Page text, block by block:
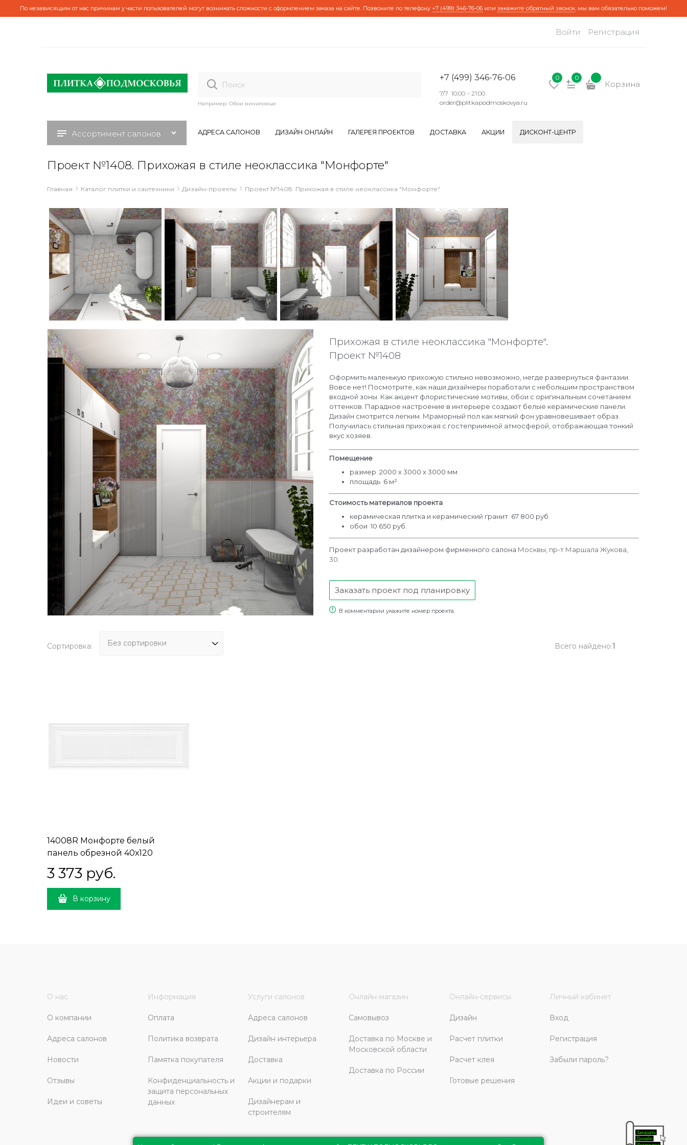
По независящим от нас причинам у части пользователей могут возникать сложности с оформлением заказа на сайте. Позвоните по телефону +7 (499) 346-76-06 или закажите обратный звонок, мы вам обязательно поможем!
Войти Регистрация
Например: Обои виниловые
+7 (499) 346-76-06
7/7 10:00 – 21:00
order@plitkapodmoskovya.ru
0 0
Корзина
Ассортимент салонов АДРЕСА САЛОНОВ ДИЗАЙН ОНЛАЙН ГАЛЕРЕЯ ПРОЕКТОВ ДОСТАВКА АКЦИИ ДИСКОНТ-ЦЕНТР
Проект №1408. Прихожая в стиле неоклассика "Монфорте"
Главная Каталог плитки и сантехники Дизайн-проекты Проект №1408. Прихожая в стиле неоклассика "Монфорте"
Прихожая в стиле неоклассика "Монфорте".
Проект №1408
Оформить маленькую прихожую стильно невозможно, негде развернуться фантазии.
Вовсе нет! Посмотрите, как наши дизайнеры поработали с небольшим пространством
входной зоны. Как акцент флористические мотивы, обои с оригинальным сочетанием
оттенков. Парадное настроение в интерьере создают белые керамические панели.
Дизайн смотрится легким. Мраморный пол как мягкий фон уравновешивает образ.
Получилась стильная прихожая с гостеприимной атмосферой, отображающая тонкий
вкус хозяев.
Помещение
размер 2000 х 3000 х 3000 мм
площадь 6 м²
Стоимость материалов проекта
керамическая плитка и керамический гранит 67 800 руб.
обои 10 650 руб.
Проект разработан дизайнером фирменного салона Москвы, пр-т Маршала Жукова,
30
Заказать проект под планировку
В комментарии укажите номер проекта.
Сортировка: Всего найдено:1
14008R Монфорте белый
панель обрезной 40х120
3 373 руб.
В корзину
О нас
О компании
Адреса салонов
Новости
Отзывы
Идеи и советы
Информация
Оплата
Политика возврата
Памятка покупателя
Конфиденциальность и
защита персональных
данных
Услуги салонов
Адреса салонов
Дизайн интерьера
Доставка
Акции и подарки
Дизайнерам и
строителям
Онлайн-магазин
Самовывоз
Доставка по Москве и
Московской области
Доставка по России
Онлайн-сервисы
Дизайн
Расчет плитки
Расчет клея
Готовые решения
Личный кабинет
Вход
Регистрация
Забыли пароль?